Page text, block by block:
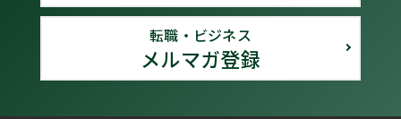
転職・ビジネス
メルマガ登録